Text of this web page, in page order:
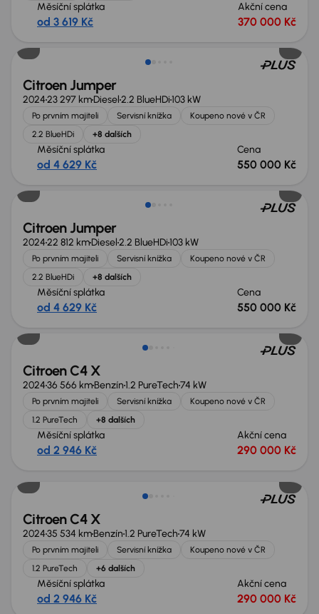
Měsíční splátka
od 3 619 Kč
Akční cena
370 000 Kč
Zlevněno o 170 000 Kč
Citroen Jumper
202423 297 kmDiesel2.2 BlueHDi103 kW
Po prvním majiteli Servisní knížka
Koupeno nové v ČR
2.2 BlueHDi
+8 dalších
Měsíční splátka
od 4 629 Kč
Cena
550 000 Kč
Zlevněno o 170 000 Kč
Citroen Jumper
202422 812 kmDiesel2.2 BlueHDi103 kW
Po prvním majiteli Servisní knížka
Koupeno nové v ČR
2.2 BlueHDi
+8 dalších
Měsíční splátka
od 4 629 Kč
Cena
550 000 Kč
Citroen C4 X
202436 566 kmBenzín1.2 PureTech74 kW
Po prvním majiteli Servisní knížka
Koupeno nové v ČR
1.2 PureTech
+8 dalších
Měsíční splátka
od 2 946 Kč
Akční cena
290 000 Kč
Citroen C4 X
202435 534 kmBenzín1.2 PureTech74 kW
Po prvním majiteli Servisní knížka
Koupeno nové v ČR
1.2 PureTech
+6 dalších
Měsíční splátka
od 2 946 Kč
Akční cena
290 000 Kč
Zlevněno o 30 000 Kč